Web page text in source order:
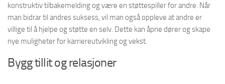
konstruktiv tilbakemelding og være en støttespiller for andre. Når
man bidrar til andres suksess, vil man også oppleve at andre er
villige til å hjelpe og støtte en selv. Dette kan åpne dører og skape
nye muligheter for karriereutvikling og vekst.
Bygg tillit og relasjoner